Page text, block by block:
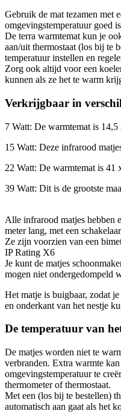
Gebruik de mat tezamen met
omgevingstemperatuur goed
De terra warmtemat kun je
aan/uit thermostaat (los bij te
temperatuur instellen en
Zorg ook altijd voor een
kunnen als ze het te warm
Verkrijgbaar in
7 Watt: De warmtemat is
15 Watt: Deze infrarood
22 Watt: De warmtemat is 41
39 Watt: Dit is de grootste
Alle infrarood matjes hebben
meter lang, met een
Ze zijn voorzien van een
IP Rating X6
Je kunt de matjes
mogen niet ondergedompeld
Het matje is buigbaar, zodat
en onderkant van het nestje
De temperatuur van
De matjes worden niet te
verbranden. Extra warmte
omgevingstemperatuur te
thermometer of thermostaat.
Met een (los bij te bestellen)
automatisch aan gaat als het